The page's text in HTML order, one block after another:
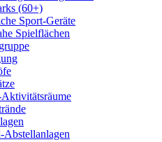
(60+)
Sport-Geräte
Spielflächen
Aktivitätsräume
Abstellanlagen